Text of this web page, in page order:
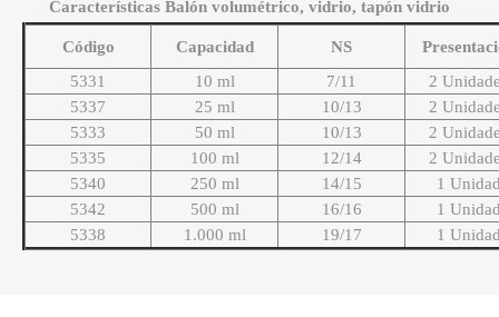
Características Balón volumétrico, vidrio, tapón vidrio
Código Capacidad NS
5331
10 ml 7/11
2
5337
25 ml 10/13
2
5333
50 ml 10/13
2
5335
100 ml 12/14
2
5340
250 ml 14/15
1
5342
500 ml 16/16
1
5338
1.000 ml 19/17 1